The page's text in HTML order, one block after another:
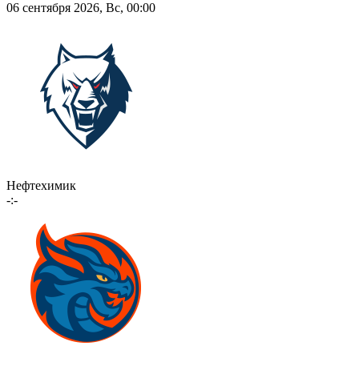
06 сентября 2026, Вс, 00:00
Нефтехимик
-:-